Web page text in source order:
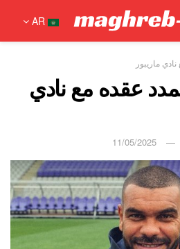
AR
ماريبور
عقده مع نادي
11/05/2025